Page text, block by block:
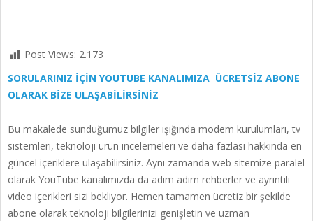
Post Views: 2.173
SORULARINIZ İÇİN YOUTUBE KANALIMIZA ÜCRETSİZ ABONE
OLARAK BİZE ULAŞABİLİRSİNİZ
Bu makalede sunduğumuz bilgiler ışığında modem kurulumları, tv
sistemleri, teknoloji ürün incelemeleri ve daha fazlası hakkında en
güncel içeriklere ulaşabilirsiniz. Aynı zamanda web sitemize paralel
olarak YouTube kanalımızda da adım adım rehberler ve ayrıntılı
video içerikleri sizi bekliyor. Hemen tamamen ücretiz bir şekilde
abone olarak teknoloji bilgilerinizi genişletin ve uzman